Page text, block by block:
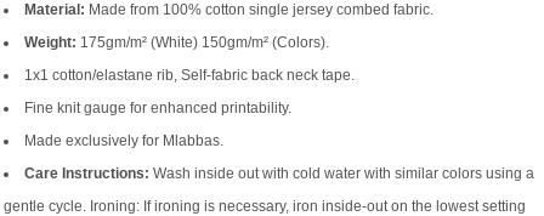
Material: Made from 100% cotton single jersey combed fabric.
Weight: 175gm/m² (White) 150gm/m² (Colors).
1x1 cotton/elastane rib, Self-fabric back neck tape.
Fine knit gauge for enhanced printability.
Made exclusively for Mlabbas.
Care Instructions: Wash inside out with cold water with similar colors using a
gentle cycle. Ironing: If ironing is necessary, iron inside-out on the lowest setting